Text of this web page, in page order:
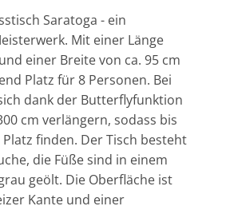
Saratoga - ein
Mit einer Länge
einer Breite von ca. 95 cm
Platz für 8 Personen. Bei
dank der Butterflyfunktion
cm verlängern, sodass bis
finden. Der Tisch besteht
die Füße sind in einem
geölt. Die Oberfläche ist
Kante und einer